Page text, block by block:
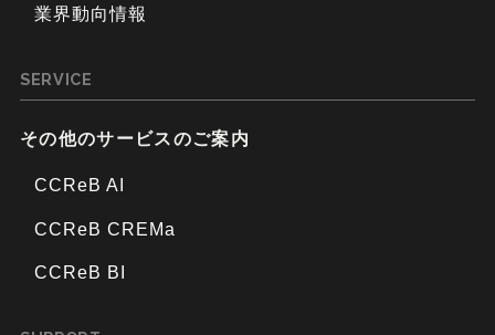
業界動向情報
SERVICE
その他のサービスのご案内
CCReB AI
CCReB CREMa
CCReB BI